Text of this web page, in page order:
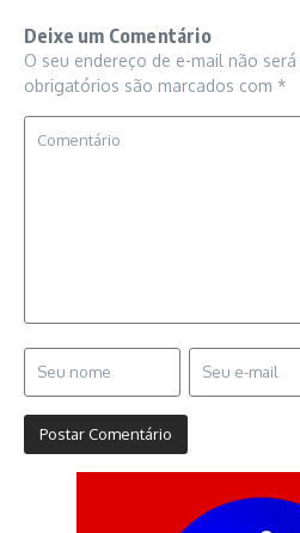
Deixe um Comentário
O seu endereço de e-mail não
obrigatórios são marcados com *